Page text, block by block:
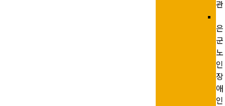
관
은
군
노
인
장
애
인